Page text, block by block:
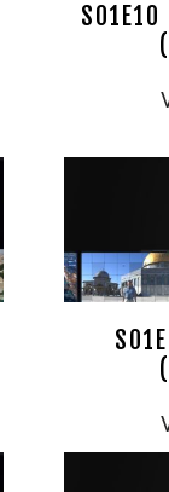
S01E10